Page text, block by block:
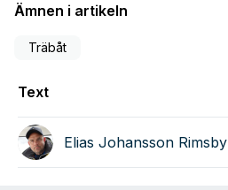
Ämnen i artikeln
Träbåt
Text
Elias Johansson Rimsby